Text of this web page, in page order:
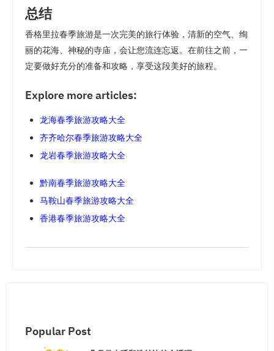
总结
香格里拉春季旅游是一次完美的旅行体验，清新的空气、绚
丽的花海、神秘的寺庙，会让您流连忘返。在前往之前，一
定要做好充分的准备和攻略，享受这段美好的旅程。
Explore more articles:
龙海春季旅游攻略大全
齐齐哈尔春季旅游攻略大全
龙岩春季旅游攻略大全
黔南春季旅游攻略大全
马鞍山春季旅游攻略大全
香港春季旅游攻略大全
Popular Post